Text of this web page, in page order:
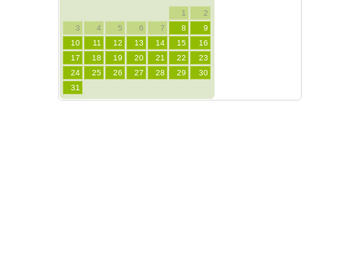
1
2
3
4 5 6 7 8
9
10
11 12 13 14 15
16
17
18 19 20 21 22
23
24
25 26 27 28 29
30
31